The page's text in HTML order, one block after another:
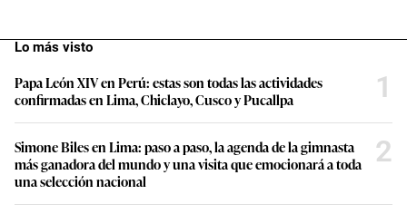
Lo más visto
Papa León XIV en Perú: estas son todas las actividades
confirmadas en Lima, Chiclayo, Cusco y Pucallpa
1
Simone Biles en Lima: paso a paso, la agenda de la gimnasta
más ganadora del mundo y una visita que emocionará a toda
una selección nacional
2